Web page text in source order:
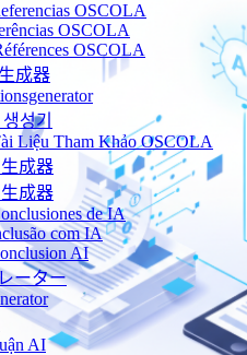
OSCOLA
OSCOLA
OSCOLA
成器
성기
Liệu Tham Khảo OSCOLA
成器
成器
de IA
com IA
AI
ーター
AI